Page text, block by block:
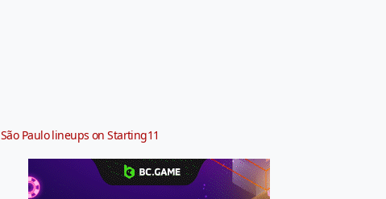
São Paulo lineups on Starting11